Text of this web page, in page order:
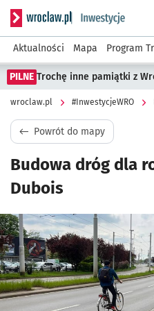
Serwis informacyjny
Aktualności Mapa Program
PILNE Trochę inne pamiątki z
wroclaw.pl #InwestycjeWRO
Powrót do mapy
Budowa dróg dla
Dubois
Kliknij, aby powiększyć